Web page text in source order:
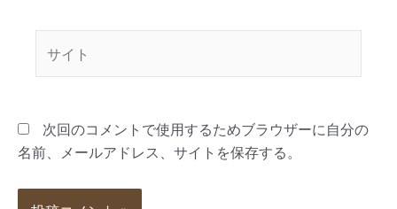
次回のコメントで使用するためブラウザーに自分の
名前、メールアドレス、サイトを保存する。